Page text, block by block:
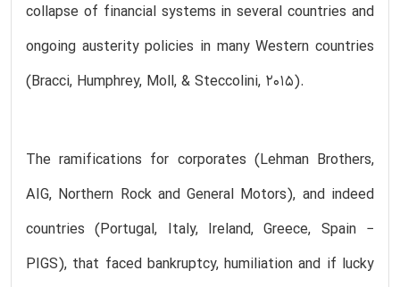
collapse of financial systems in several countries and
ongoing austerity policies in many Western countries
(Bracci, Humphrey, Moll, & Steccolini, 2015).
The ramifications for corporates (Lehman Brothers,
AIG, Northern Rock and General Motors), and indeed
countries (Portugal, Italy, Ireland, Greece, Spain −
PIGS), that faced bankruptcy, humiliation and if lucky